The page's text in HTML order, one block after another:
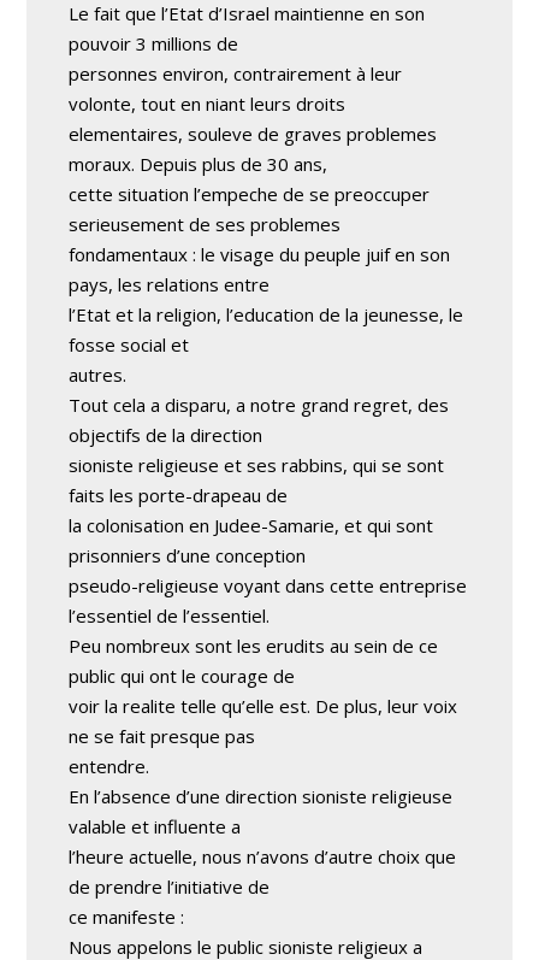
Le fait que l’Etat d’Israel maintienne en son
pouvoir 3 millions de
personnes environ, contrairement à leur
volonte, tout en niant leurs droits
elementaires, souleve de graves problemes
moraux. Depuis plus de 30 ans,
cette situation l’empeche de se preoccuper
serieusement de ses problemes
fondamentaux : le visage du peuple juif en son
pays, les relations entre
l’Etat et la religion, l’education de la jeunesse, le
fosse social et
autres.
Tout cela a disparu, a notre grand regret, des
objectifs de la direction
sioniste religieuse et ses rabbins, qui se sont
faits les porte-drapeau de
la colonisation en Judee-Samarie, et qui sont
prisonniers d’une conception
pseudo-religieuse voyant dans cette entreprise
l’essentiel de l’essentiel.
Peu nombreux sont les erudits au sein de ce
public qui ont le courage de
voir la realite telle qu’elle est. De plus, leur voix
ne se fait presque pas
entendre.
En l’absence d’une direction sioniste religieuse
valable et influente a
l’heure actuelle, nous n’avons d’autre choix que
de prendre l’initiative de
ce manifeste :
Nous appelons le public sioniste religieux a